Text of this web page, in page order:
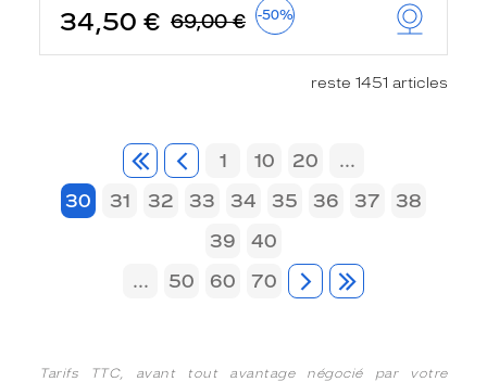
34,50 € 69,00 € -50%
reste 1451 articles
1 10 20
...
30
31 32 33 34 35 36 37
38
39
40
...
50 60 70
Tarifs TTC, avant tout avantage négocié par votre